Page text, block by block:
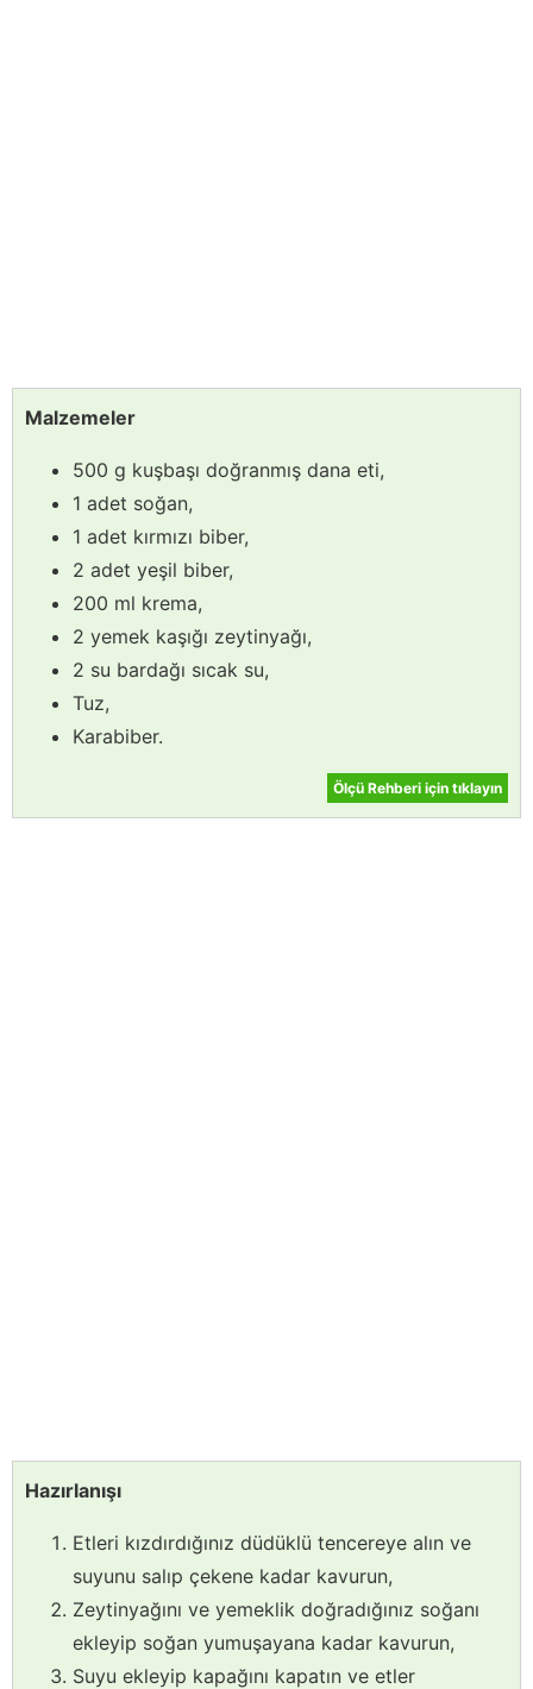
Malzemeler
500 g kuşbaşı doğranmış dana eti,
1 adet soğan,
1 adet kırmızı biber,
2 adet yeşil biber,
200 ml krema,
2 yemek kaşığı zeytinyağı,
2 su bardağı sıcak su,
Tuz,
Karabiber.
Ölçü Rehberi için tıklayın
Hazırlanışı
Etleri kızdırdığınız düdüklü tencereye alın ve
suyunu salıp çekene kadar kavurun,
Zeytinyağını ve yemeklik doğradığınız soğanı
ekleyip soğan yumuşayana kadar kavurun,
Suyu ekleyip kapağını kapatın ve etler